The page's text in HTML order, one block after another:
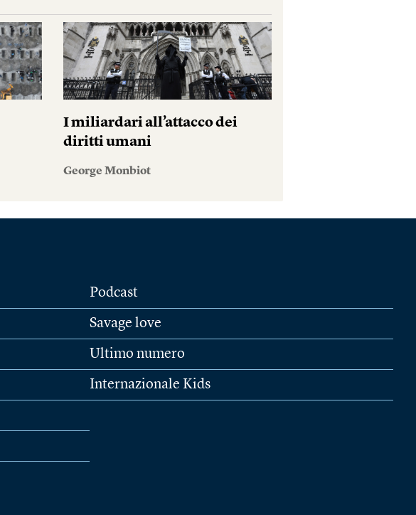
I miliardari all’attacco dei
diritti umani
George Monbiot
Podcast
Savage love
Ultimo numero
Internazionale Kids